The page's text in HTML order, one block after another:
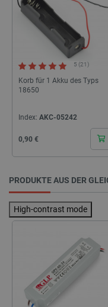
5 (21)
Korb für 1 Akku des Typs
18650
Index: AKC-05242
Cena
0,90 €
PRODUKTE AUS DER
High-contrast mode
_smvs
critCartData